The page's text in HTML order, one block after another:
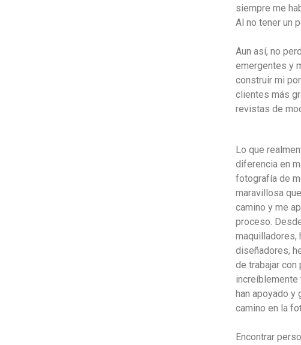
siempre me
Al no tener un
Aun así, no
emergentes y
construir mi
clientes más
revistas de
Lo que
diferencia en
fotografía de
maravillosa
camino y me
proceso.
diseñadores,
de trabajar con
increíblemente
han apoyado y
camino en la
Encontrar